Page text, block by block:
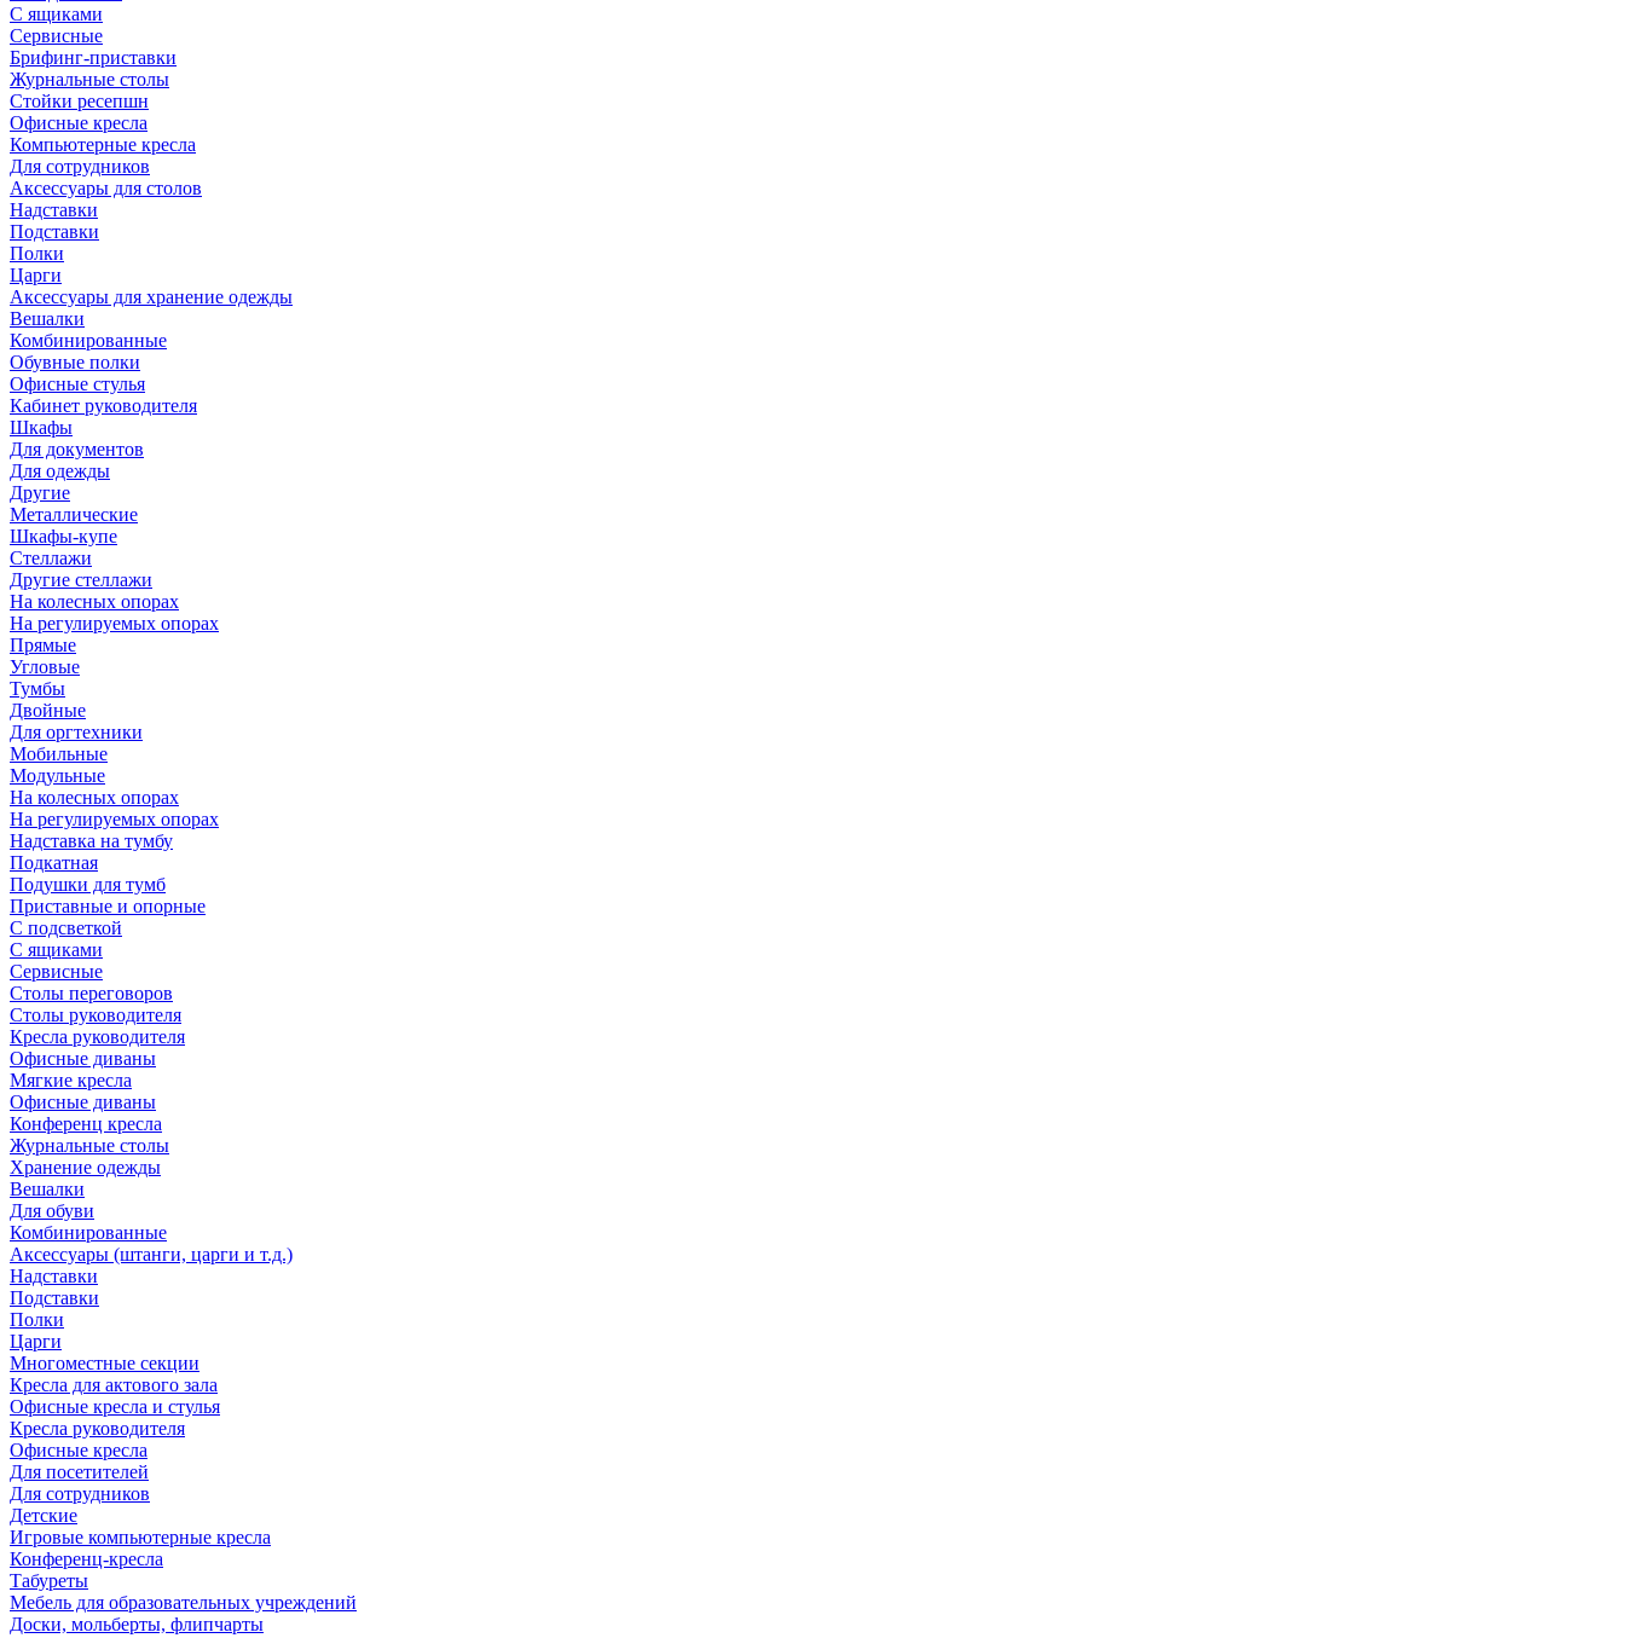
С ящиками
Сервисные
Брифинг-приставки
Журнальные столы
Стойки ресепшн
Офисные кресла
Компьютерные кресла
Для сотрудников
Аксессуары для столов
Надставки
Подставки
Полки
Царги
Аксессуары для хранение одежды
Вешалки
Комбинированные
Обувные полки
Офисные стулья
Кабинет руководителя
Шкафы
Для документов
Для одежды
Другие
Металлические
Шкафы-купе
Стеллажи
Другие стеллажи
На колесных опорах
На регулируемых опорах
Прямые
Угловые
Тумбы
Двойные
Для оргтехники
Мобильные
Модульные
На колесных опорах
На регулируемых опорах
Надставка на тумбу
Подкатная
Подушки для тумб
Приставные и опорные
С подсветкой
С ящиками
Сервисные
Столы переговоров
Столы руководителя
Кресла руководителя
Офисные диваны
Мягкие кресла
Офисные диваны
Конференц кресла
Журнальные столы
Хранение одежды
Вешалки
Для обуви
Комбинированные
Аксессуары (штанги, царги и т.д.)
Надставки
Подставки
Полки
Царги
Многоместные секции
Кресла для актового зала
Офисные кресла и стулья
Кресла руководителя
Офисные кресла
Для посетителей
Для сотрудников
Детские
Игровые компьютерные кресла
Конференц-кресла
Табуреты
Мебель для образовательных учреждений
Доски, мольберты, флипчарты